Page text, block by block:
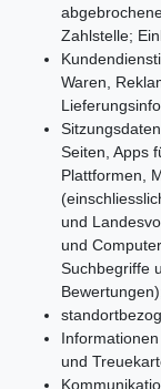
Zahlstelle;
Waren,
Seiten, Apps
Plattformen,
und
und
Suchbegriffe
und